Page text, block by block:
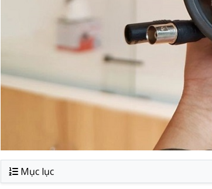
Mục lục